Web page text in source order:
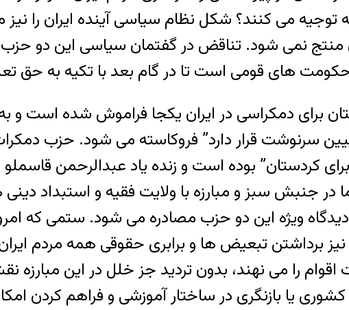
می کنند؟ شکل نظام سیاسی آینده ایران را نیز
نمی شود. تناقض در گفتمان سیاسی این دو حزب
برای دمکراسی در ایران یکجا فراموش شده
سرنوشت قرار دارد” فروکاسته می شود. حزب
کردستان” بوده است و زنده یاد عبدالرحمن قاسملو
در جنبش سبز و مبارزه با ولایت فقیه و استبداد
ویژه این دو حزب مصادره می شود. ستمی که
برداشتن تبعیض ها و برابری حقوقی همه مردم
را می نهند، بدون تردید جز خلل در این
یا بازنگری در ساختار آموزشی و فراهم کردن